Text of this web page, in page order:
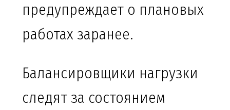
предупреждает о плановых
работах заранее.
Балансировщики нагрузки
следят за состоянием